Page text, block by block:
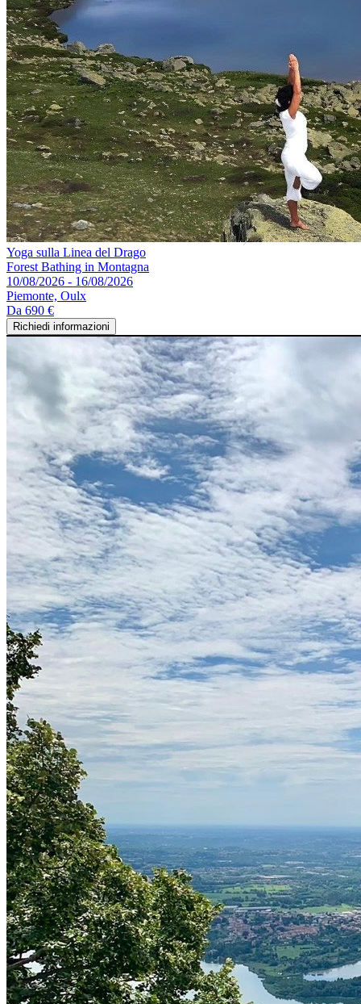
Yoga sulla Linea del Drago
Forest Bathing in Montagna
10/08/2026 - 16/08/2026
Piemonte, Oulx
Da 690 €
Richiedi informazioni